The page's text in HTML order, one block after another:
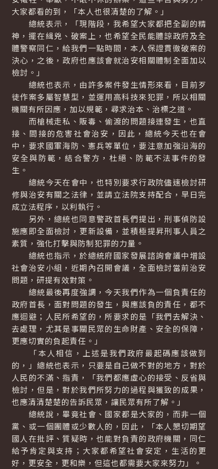
大家都看的到，「本人也很清楚的了解。」
總統表示，「現階段，我希望大家都把全副的精
神，擺在緝兇、破案上，也希望全民能體諒政府及全
體警察同仁，給我們一點時間，本人保證貫徹破案的
決心，之後，政府也應該會就治安相關體制全面加以
檢討。」
總統也表示，由許多案件發生情形來看，目前歹
徒作案多屬智慧型，並運用高科技來犯罪，所以相關
機關有所因應，加以規範，尋求治本、治標之道。
而槍械走私、販毒、偷渡的問題接連發生，也直
接、間接的危害社會治安，因此，總統今天也在會
中，要求國軍海防、憲兵等單位，要注意加強沿海的
安全與防範，結合警方，杜絕、防範不法事件的發
生。
總統今天在會中，也特別要求行政院儘速檢討研
修與治安有關之法律，並請立法院支持配合，早日完
成立法程序，以利執行。
另外，總統也同意警政首長們提出，刑事偵防設
施應即全面檢討，更新設備，並積極提昇刑事人員之
素質，強化打擊與防制犯罪的力量。
總統也指示，於總統府國家發展諮詢會議中增設
社會治安小組，近期內召開會議，全面檢討當前治安
問題，研提有效對策。
總統最後再度強調，今天我們作為一個負責任的
政府首長，面對問題的發生，與應該負的責任，都不
應迴避；人民所希望的，所要求的是「我們去解決、
去處理，尤其是事關民眾的生命財產、安全的保障，
更應切實的負起責任。」
「本人相信，上述是我們政府最起碼應該做到
的，」總統也表示，只要是自己做不對的地方，對於
人民的不滿、指責，「我們都應虛心的接受、反省與
檢討，但是，對於我們所努力的過程與獲致的成果，
也應清清楚楚的告訴民眾，讓民眾有所了解。」
總統說，畢竟社會、國家都是大家的，而非一個
黨、或一個團體或少數人的，因此，「本人懇切期望
國人在批評、質疑時，也能對負責的政府機關，同仁
給予肯定與支持；大家都希望社會安定，生活的更
好，更安全，更和樂，但這也都需要大家來努力」。